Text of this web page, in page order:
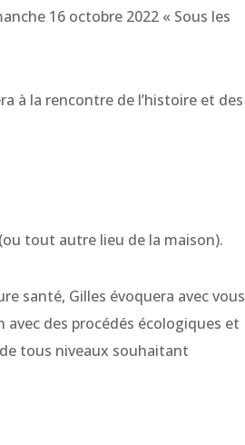
16 octobre 2022 « Sous les
à la rencontre de l’histoire et des
(ou tout autre lieu de la maison).
santé, Gilles évoquera avec vous
des procédés écologiques et
tous niveaux souhaitant